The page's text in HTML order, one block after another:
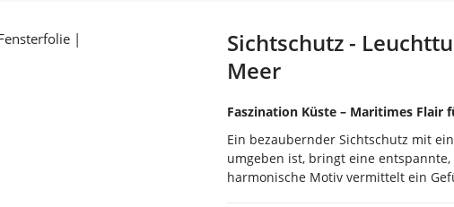
Sichtschutz -
Meer
Faszination Küste – Maritimes Flair
Ein bezaubernder Sichtschutz mit
umgeben ist, bringt eine
harmonische Motiv vermittelt ein